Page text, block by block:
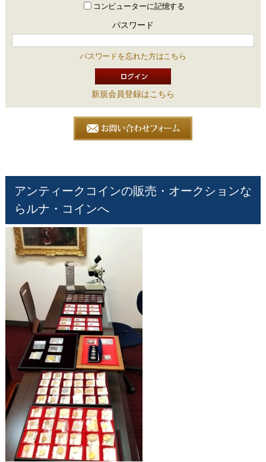
コンピューターに記憶する
パスワード
パスワードを忘れた方はこちら
新規会員登録はこちら
アンティークコインの販売・オークションな
らルナ・コインへ